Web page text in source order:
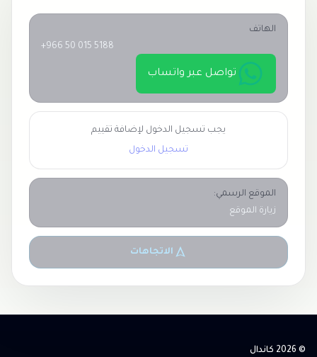
الهاتف
+966 50 015 5188
تواصل عبر واتساب
يجب تسجيل الدخول لإضافة تقييم
تسجيل الدخول
الموقع الرسمي:
زيارة الموقع
الاتجاهات
© 2026 كاندال